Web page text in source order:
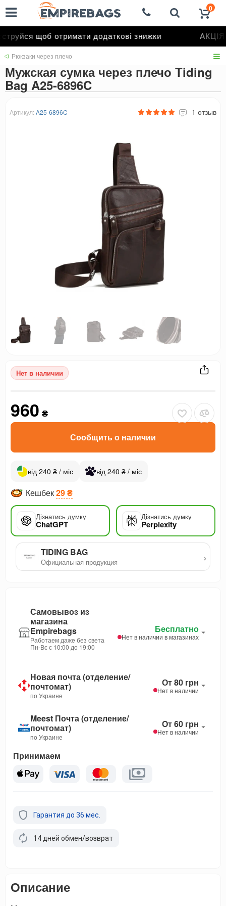
щоб отримати додаткові знижки АКЦІЯ
0
Рюкзаки через плечо
Мужская сумка через плечо Tiding
Bag A25-6896C
Артикул: A25-6896C 1 отзыв
Нет в наличии
960 ₴
Сообщить о наличии
від 240 ₴ / міс від 240 ₴ / міс
Кешбек29 ₴
Дізнатись думку
ChatGPT
Дізнатись думку
Perplexity
TIDING BAG
Официальная продукция ›
Самовывоз из
магазина
Empirebags
Работаем даже без света
Пн-Вс с 10:00 до 19:00
Бесплатно
Нет в наличии в магазинах
Новая почта (отделение/
почтомат)
по Украине
От 80 грн
Нет в наличии
Meest Почта (отделение/
почтомат)
по Украине
От 60 грн
Нет в наличии
Принимаем
Гарантия до 36 мес.
14 дней обмен/возврат
Описание